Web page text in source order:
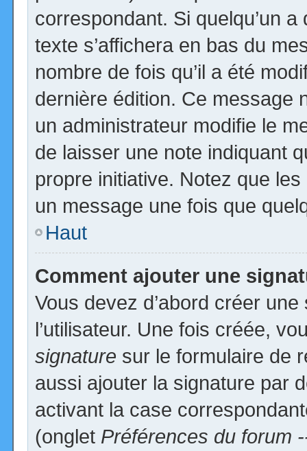
correspondant. Si quelqu’un
texte s’affichera en bas du
nombre de fois qu’il a été
dernière édition. Ce message
un administrateur modifie le
de laisser une note indiquant
propre initiative. Notez que
un message une fois que
Haut
Comment ajouter une
Vous devez d’abord créer
l’utilisateur. Une fois créée,
signature sur le formulaire de
aussi ajouter la signature par
activant la case
(onglet Préférences du forum